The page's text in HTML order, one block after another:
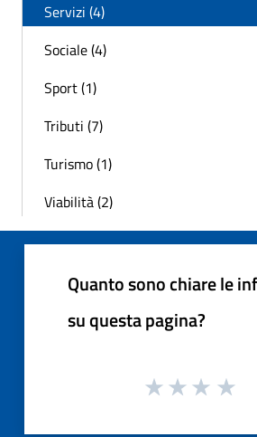
Servizi (4)
Sociale (4)
Sport (1)
Tributi (7)
Turismo (1)
Viabilità (2)
Quanto sono chiare le
su questa pagina?